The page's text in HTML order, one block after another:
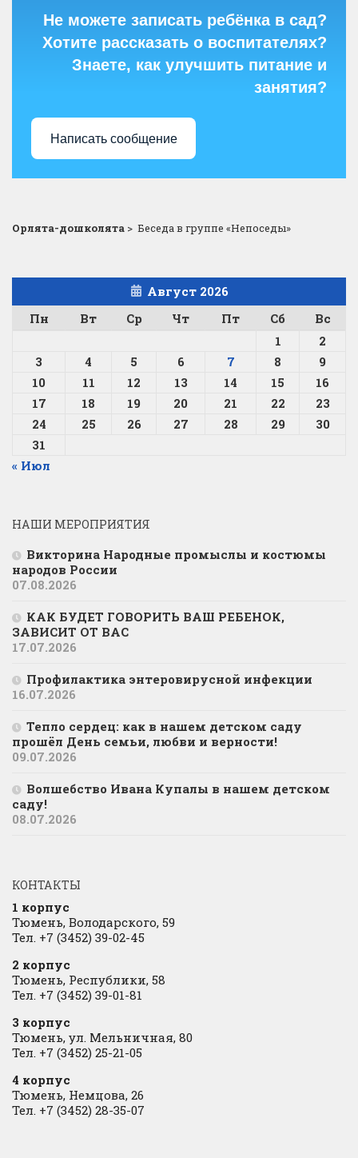
Не можете записать ребёнка в сад?
Хотите рассказать о воспитателях?
Знаете, как улучшить питание и
занятия?
Написать сообщение
Орлята-дошколята > Беседа в группе «Непоседы»
Август 2026
Пн
Вт Ср Чт Пт Сб
Вс
1
2
3
4 5 6 7 8
9
10
11 12 13 14 15
16
17
18 19 20 21 22
23
24
25 26 27 28 29
30
31
« Июл
НАШИ МЕРОПРИЯТИЯ
Викторина Народные промыслы и костюмы
народов России
07.08.2026
КАК БУДЕТ ГОВОРИТЬ ВАШ РЕБЕНОК,
ЗАВИСИТ ОТ ВАС
17.07.2026
Профилактика энтеровирусной инфекции
16.07.2026
Тепло сердец: как в нашем детском саду
прошёл День семьи, любви и верности!
09.07.2026
Волшебство Ивана Купалы в нашем детском
саду!
08.07.2026
КОНТАКТЫ
1 корпус
Тюмень, Володарского, 59
Тел. +7 (3452) 39-02-45
2 корпус
Тюмень, Республики, 58
Тел. +7 (3452) 39-01-81
3 корпус
Тюмень, ул. Мельничная, 80
Тел. +7 (3452) 25-21-05
4 корпус
Тюмень, Немцова, 26
Тел. +7 (3452) 28-35-07